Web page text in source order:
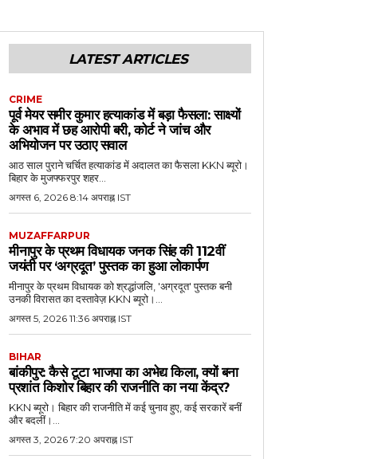
LATEST ARTICLES
CRIME
पूर्व मेयर समीर कुमार हत्याकांड में बड़ा फैसला: साक्ष्यों
के अभाव में छह आरोपी बरी, कोर्ट ने जांच और
अभियोजन पर उठाए सवाल
आठ साल पुराने चर्चित हत्याकांड में अदालत का फैसला KKN ब्यूरो।
बिहार के मुजफ्फरपुर शहर...
अगस्त 6, 2026 8:14 अपराह्न IST
MUZAFFARPUR
मीनापुर के प्रथम विधायक जनक सिंह की 112वीं
जयंती पर ‘अग्रदूत’ पुस्तक का हुआ लोकार्पण
मीनापुर के प्रथम विधायक को श्रद्धांजलि, 'अग्रदूत' पुस्तक बनी
उनकी विरासत का दस्तावेज़ KKN ब्यूरो।...
अगस्त 5, 2026 11:36 अपराह्न IST
BIHAR
बांकीपुर: कैसे टूटा भाजपा का अभेद्य किला, क्यों बना
प्रशांत किशोर बिहार की राजनीति का नया केंद्र?
KKN ब्यूरो। बिहार की राजनीति में कई चुनाव हुए, कई सरकारें बनीं
और बदलीं।...
अगस्त 3, 2026 7:20 अपराह्न IST